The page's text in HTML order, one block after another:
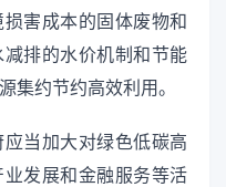
害成本的固体废物和
排的水价机制和节能
集约节约高效利用。
当加大对绿色低碳高
发展和金融服务等活